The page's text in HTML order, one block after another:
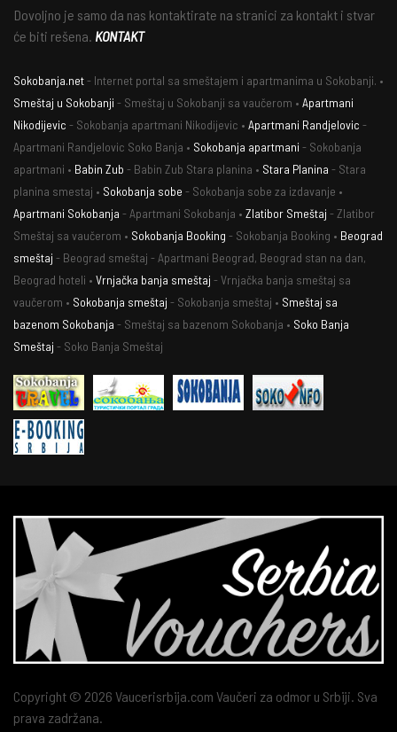
Dovoljno je samo da nas kontaktirate na stranici za kontakt i stvar
će biti rešena. KONTAKT
Sokobanja.net- Internet portal sa smeštajem i apartmanima u Sokobanji. •
Smeštaj u Sokobanji - Smeštaj u Sokobanji sa vaučerom • Apartmani
Nikodijevic - Sokobanja apartmani Nikodijevic • Apartmani Randjelovic -
Apartmani Randjelovic Soko Banja • Sokobanja apartmani - Sokobanja
apartmani • Babin Zub - Babin Zub Stara planina • Stara Planina - Stara
planina smestaj • Sokobanja sobe - Sokobanja sobe za izdavanje •
Apartmani Sokobanja - Apartmani Sokobanja • Zlatibor Smeštaj - Zlatibor
Smeštaj sa vaučerom • Sokobanja Booking - Sokobanja Booking • Beograd
smeštaj - Beograd smeštaj - Apartmani Beograd, Beograd stan na dan,
Beograd hoteli • Vrnjačka banja smeštaj - Vrnjačka banja smeštaj sa
vaučerom • Sokobanja smeštaj - Sokobanja smeštaj • Smeštaj sa
bazenom Sokobanja - Smeštaj sa bazenom Sokobanja • Soko Banja
Smeštaj - Soko Banja Smeštaj
Copyright © 2026 Vaucerisrbija.com Vaučeri za odmor u Srbiji. Sva
prava zadržana.